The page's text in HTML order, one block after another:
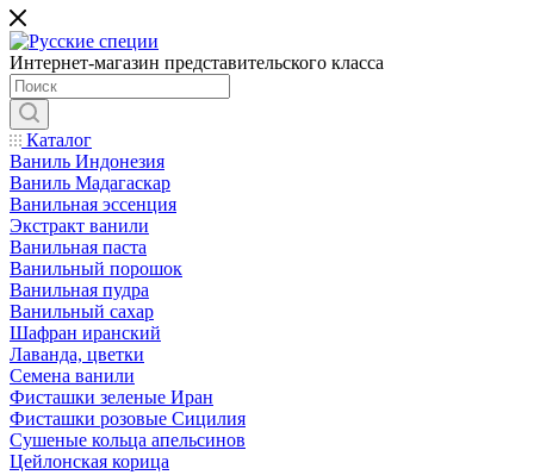
Интернет-магазин представительского класса
Каталог
Ваниль Индонезия
Ваниль Мадагаскар
Ванильная эссенция
Экстракт ванили
Ванильная паста
Ванильный порошок
Ванильная пудра
Ванильный сахар
Шафран иранский
Лаванда, цветки
Семена ванили
Фисташки зеленые Иран
Фисташки розовые Сицилия
Сушеные кольца апельсинов
Цейлонская корица